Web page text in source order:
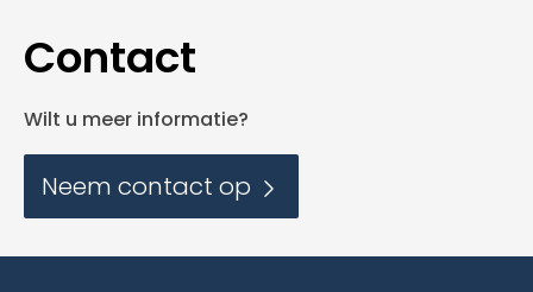
Contact
Wilt u meer informatie?
Neem contact op